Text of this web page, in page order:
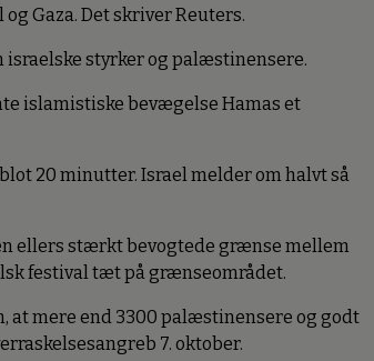
Gaza. Det skriver Reuters.
styrker og palæstinensere.
islamistiske bevægelse Hamas et
20 minutter. Israel melder om halvt så
ellers stærkt bevogtede grænse mellem
festival tæt på grænseområdet.
at mere end 3300 palæstinensere og godt
7. oktober.